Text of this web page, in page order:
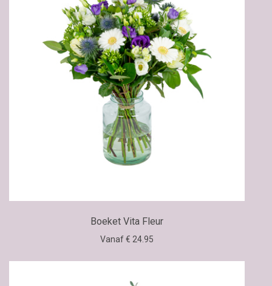
Boeket Vita Fleur
Vanaf € 24.95